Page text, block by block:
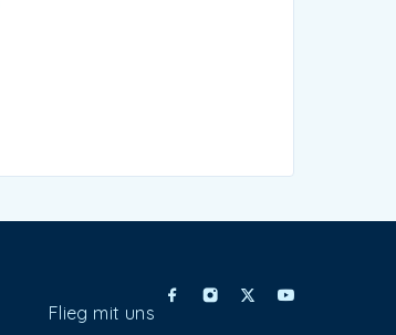
Flieg mit uns